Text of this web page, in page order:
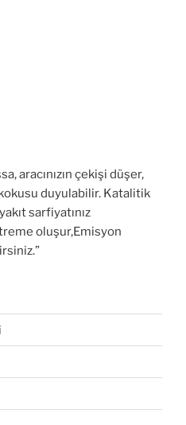
aracınızın çekişi düşer,
duyulabilir. Katalitik
sarfiyatınız
oluşur,Emisyon